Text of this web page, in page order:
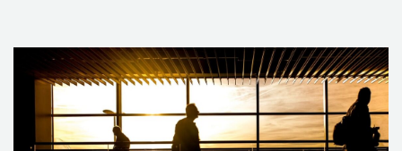
NOS ACTIONS
CONTACT